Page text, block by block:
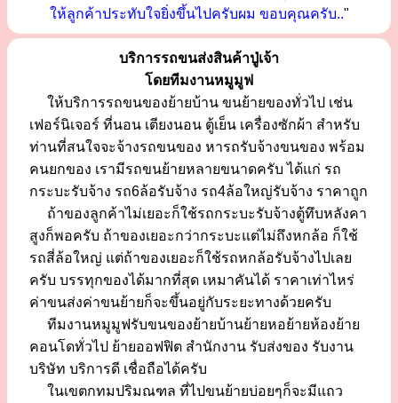
ให้ลูกค้าประทับใจยิ่งขึ้นไปครับผม ขอบคุณครับ.."
บริการรถขนส่งสินค้าปู่เจ้า
โดยทีมงานหมูมูฟ
ให้บริการรถขนของย้ายบ้าน ขนย้ายของทั่วไป เช่น
เฟอร์นิเจอร์ ที่นอน เตียงนอน ตู้เย็น เครื่องซักผ้า สำหรับ
ท่านที่สนใจจะจ้างรถขนของ หารถรับจ้างขนของ พร้อม
คนยกของ เรามีรถขนย้ายหลายขนาดครับ ได้แก่ รถ
กระบะรับจ้าง รถ6ล้อรับจ้าง รถ4ล้อใหญ่รับจ้าง ราคาถูก
ถ้าของลูกค้าไม่เยอะก็ใช้รถกระบะรับจ้างตู้ทึบหลังคา
สูงก็พอครับ ถ้าของเยอะกว่ากระบะแต่ไม่ถึงหกล้อ ก็ใช้
รถสี่ล้อใหญ่ แต่ถ้าของเยอะก็ใช้รถหกล้อรับจ้างไปเลย
ครับ บรรทุกของได้มากที่สุด เหมาคันได้ ราคาเท่าไหร่
ค่าขนส่งค่าขนย้ายก็จะขึ้นอยู่กับระยะทางด้วยครับ
ทีมงานหมูมูฟรับขนของย้ายบ้านย้ายหอย้ายห้องย้าย
คอนโดทั่วไป ย้ายออฟฟิต สำนักงาน รับส่งของ รับงาน
บริษัท บริการดี เชื่อถือได้ครับ
ในเขตกทมปริมณฑล ที่ไปขนย้ายบ่อยๆก็จะมีแถว